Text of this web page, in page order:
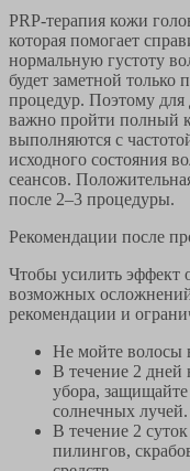
PRP-терапия кожи
которая помогает
нормальную густоту
будет заметной только
процедур. Поэтому для
важно пройти полный
выполняются с
исходного состояния
сеансов.
после 2–3 процедуры.
Рекомендации после
Чтобы усилить эффект
возможных
рекомендации и
Не мойте волосы
В течение 2 дней
убора,
солнечных лучей.
В течение 2
пилингов,